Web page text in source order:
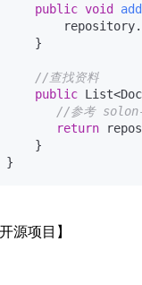
public void
    }
//查找资料
public
//参考
return
    }
源项目】